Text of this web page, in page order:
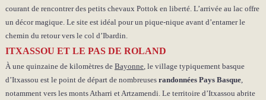
courant de rencontrer des petits chevaux Pottok en liberté. L’arrivée au lac offre
un décor magique. Le site est idéal pour un pique-nique avant d’entamer le
chemin du retour vers le col d’Ibardin.
ITXASSOU ET LE PAS DE ROLAND
À une quinzaine de kilomètres de Bayonne, le village typiquement basque
d’Itxassou est le point de départ de nombreuses randonnées Pays Basque,
notamment vers les monts Atharri et Artzamendi. Le territoire d’Itxassou abrite